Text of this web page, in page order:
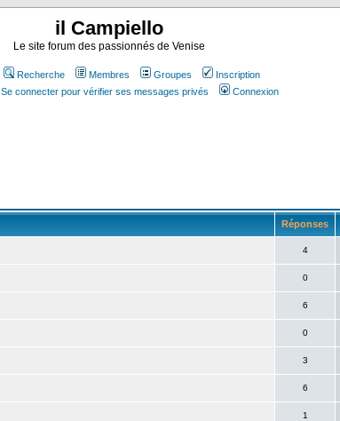
il Campiello
Le site forum des passionnés de Venise
Recherche Membres Groupes
Inscription
Se connecter pour vérifier ses messages privés Connexion
Réponses
4
0
6
0
3
6
1